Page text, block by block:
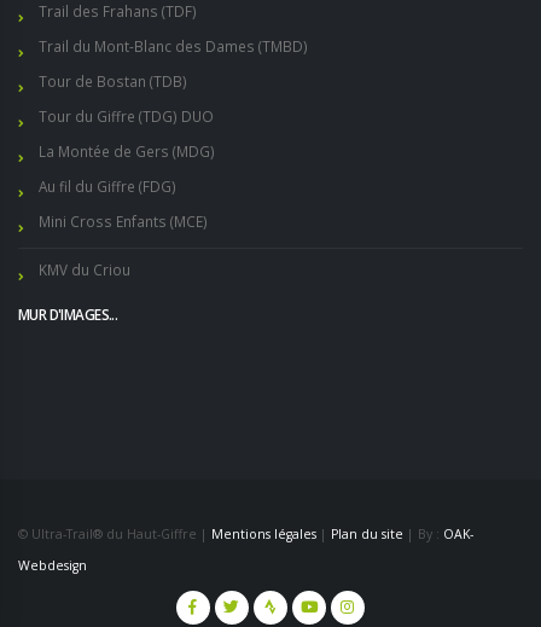
Trail des Frahans (TDF)
Trail du Mont-Blanc des Dames (TMBD)
Tour de Bostan (TDB)
Tour du Giffre (TDG) DUO
La Montée de Gers (MDG)
Au fil du Giffre (FDG)
Mini Cross Enfants (MCE)
KMV du Criou
MUR D'IMAGES...
© Ultra-Trail® du Haut-Giffre | Mentions légales | Plan du site | By : OAK-
Webdesign